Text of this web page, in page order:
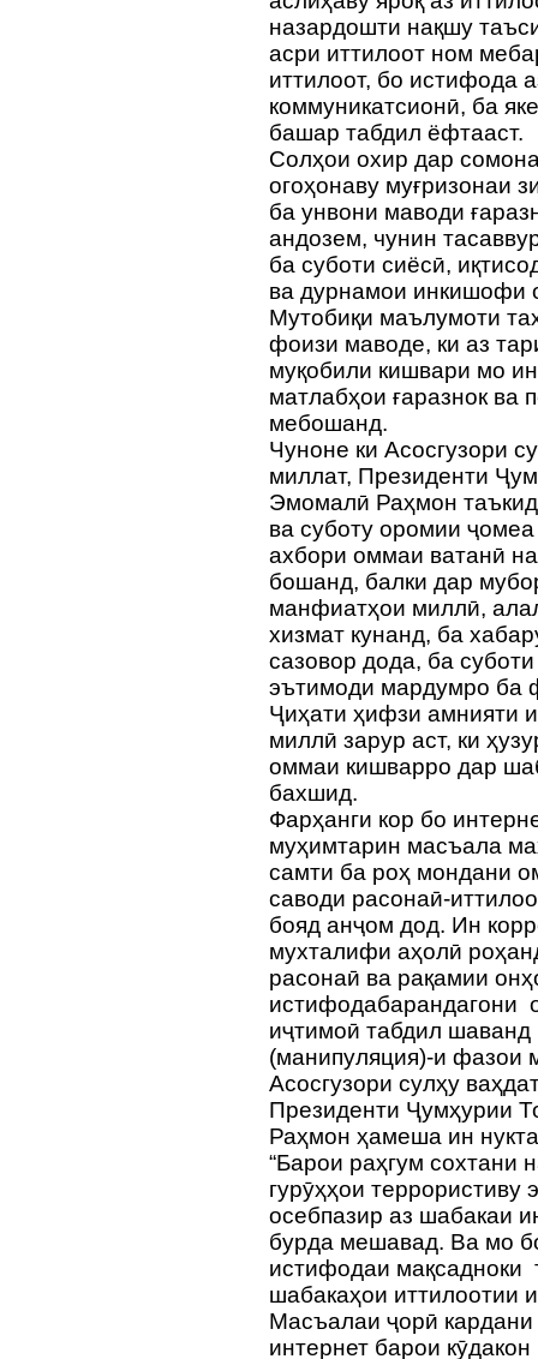
назардошти нақшу
асри иттилоот ном
иттилоот, бо истифода
коммуникатсионӣ, ба
башар табдил ёфтааст.
Солҳои охир дар
огоҳонаву муғризонаи
ба унвони маводи
андозем, чунин
ба суботи сиёсӣ,
ва дурнамои инкишофи
Мутобиқи маълумоти
фоизи маводе, ки аз
муқобили кишвари мо
матлабҳои ғаразнок ва
мебошанд.
Чуноне ки Асосгузори
миллат, Президенти
Эмомалӣ Раҳмон
ва суботу оромии
ахбори оммаи ватанӣ
бошанд, балки дар
манфиатҳои миллӣ,
хизмат кунанд, ба
сазовор дода, ба
эътимоди мардумро ба
Ҷиҳати ҳифзи амнияти
миллӣ зарур аст, ки
оммаи кишварро дар
бахшид.
Фарҳанги кор бо
муҳимтарин масъала
самти ба роҳ мондани
саводи расонаӣ-
бояд анҷом дод. Ин
мухталифи аҳолӣ
расонаӣ ва рақамии
истифодабарандагони
иҷтимоӣ табдил шаванд
(манипуляция)-и фазои
Асосгузори сулҳу
Президенти Ҷумҳурии
Раҳмон ҳамеша ин
“Барои раҳгум сохтани
гурӯҳҳои террористиву
осебпазир аз шабакаи
бурда мешавад. Ва мо
истифодаи мақсадноки
шабакаҳои иттилоотии
Масъалаи ҷорӣ
интернет барои